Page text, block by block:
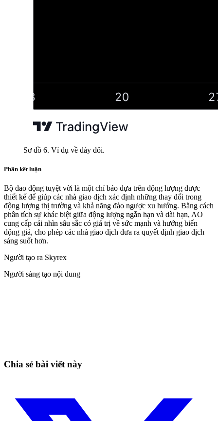
Sơ đồ 6. Ví dụ về đáy đôi.
Phần kết luận
Bộ dao động tuyệt vời là một chỉ báo dựa trên động lượng được
thiết kế để giúp các nhà giao dịch xác định những thay đổi trong
động lượng thị trường và khả năng đảo ngược xu hướng. Bằng cách
phân tích sự khác biệt giữa động lượng ngắn hạn và dài hạn, AO
cung cấp cái nhìn sâu sắc có giá trị về sức mạnh và hướng biến
động giá, cho phép các nhà giao dịch đưa ra quyết định giao dịch
sáng suốt hơn.
Người tạo ra Skyrex
Người sáng tạo nội dung
Chia sẻ bài viết này